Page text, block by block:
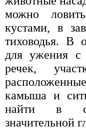
можно
кустами, в
тиховодья. В
для ужения с
речек,
камыша и
найти в
значительной